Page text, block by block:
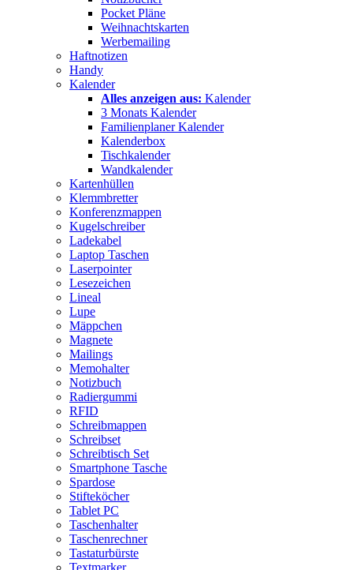
Pocket Pläne
Weihnachtskarten
Werbemailing
Haftnotizen
Handy
Kalender
Alles anzeigen aus: Kalender
3 Monats Kalender
Familienplaner Kalender
Kalenderbox
Tischkalender
Wandkalender
Kartenhüllen
Klemmbretter
Konferenzmappen
Kugelschreiber
Ladekabel
Laptop Taschen
Laserpointer
Lesezeichen
Lineal
Lupe
Mäppchen
Magnete
Mailings
Memohalter
Notizbuch
Radiergummi
RFID
Schreibmappen
Schreibset
Schreibtisch Set
Smartphone Tasche
Spardose
Stifteköcher
Tablet PC
Taschenhalter
Taschenrechner
Tastaturbürste
Textmarker